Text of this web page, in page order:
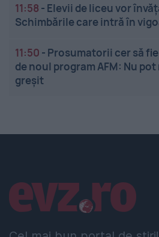
11:58 - Elevii de liceu vor
Schimbările care intră în
11:50 - Prosumatorii cer să
de noul program AFM: Nu
greșit
Linkuri utile